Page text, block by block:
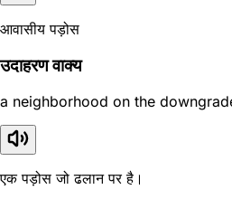
आवासीय पड़ोस
उदाहरण वाक्य
a neighborhood on the
एक पड़ोस जो ढलान पर है।